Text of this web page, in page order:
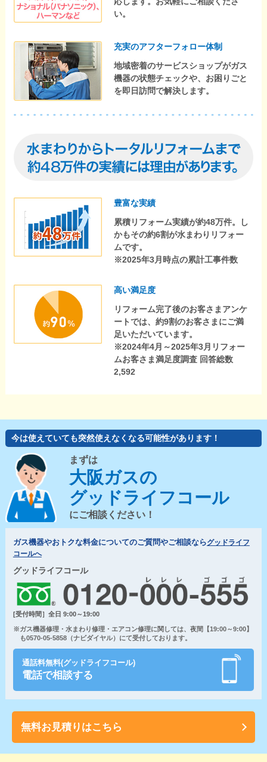
い。
充実のアフターフォロー体制
地域密着のサービスショップがガス
機器の状態チェックや、お困りごと
を即日訪問で解決します。
豊富な実績
累積リフォーム実績が約48万件。し
かもその約6割が水まわりリフォー
ムです。
※2025年3月時点の累計工事件数
高い満足度
リフォーム完了後のお客さまアンケ
ートでは、約9割のお客さまにご満
足いただいています。
※2024年4月～2025年3月リフォー
ムお客さま満足度調査 回答総数
2,592
今は使えていても突然使えなくなる可能性があります！
まずは
大阪ガスの
グッドライフコール
にご相談ください！
ガス機器やおトクな料金についてのご質問やご相談ならグッドライフ
コールへ
グッドライフコール
[受付時間］全日 9:00～19:00
※ガス機器修理・水まわり修理・エアコン修理に関しては、夜間【19:00～9:00】
も0570-05-5858（ナビダイヤル）にて受付しております。
通話料無料(グッドライフコール)
電話で相談する
無料お見積りはこちら